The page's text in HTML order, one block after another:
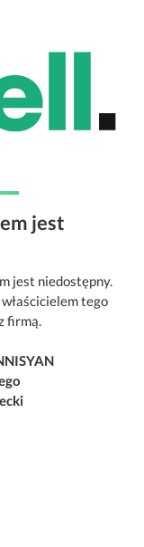
jest
jest niedostępny.
tego
firmą.